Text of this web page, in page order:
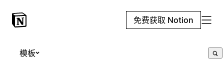
免费获取 Notion
模板